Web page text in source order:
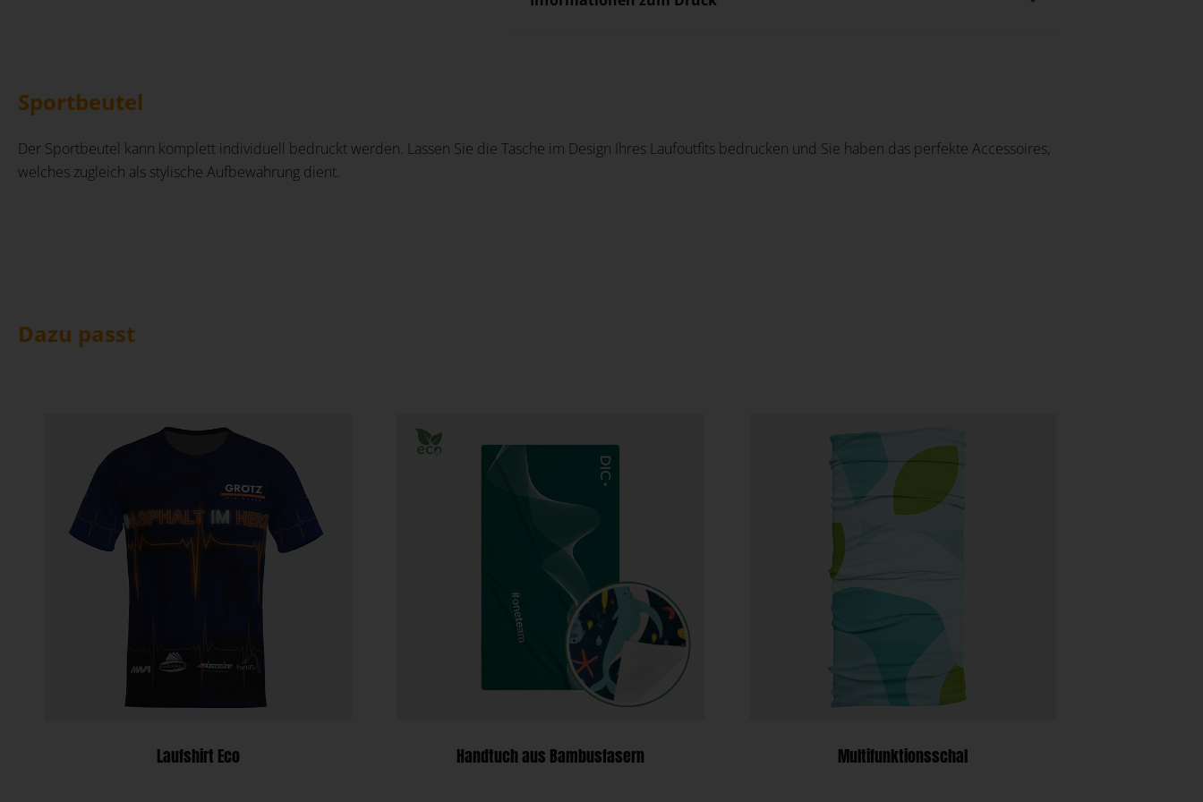
Sportbeutel
Der Sportbeutel kann komplett individuell bedruckt werden. Lassen Sie die Tasche im Design Ihres Laufoutfits bedrucken und Sie haben das perfekte Accessoires,
welches zugleich als stylische Aufbewahrung dient.
Dazu passt
Laufshirt Eco Handtuch aus Bambusfasern Multifunktionsschal